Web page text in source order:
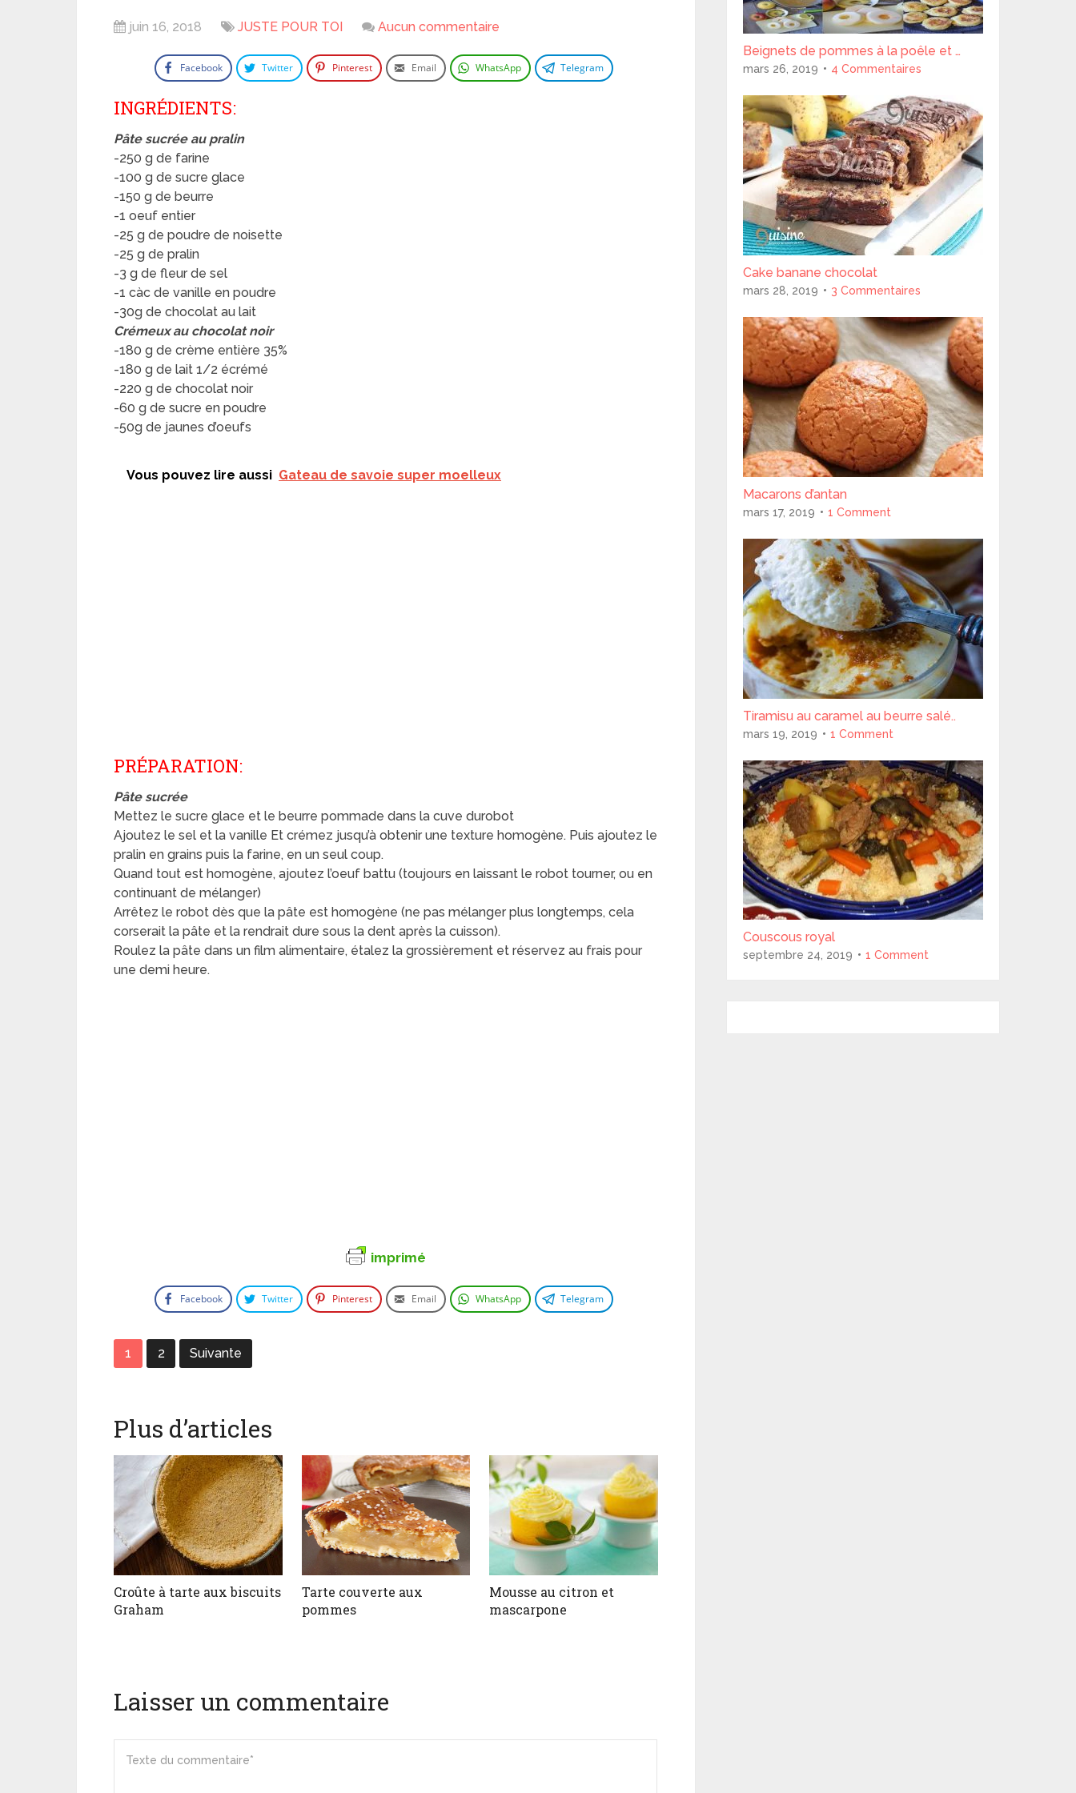
juin 16, 2018 JUSTE POUR TOI Aucun commentaire
Facebook Twitter Pinterest Email WhatsApp Telegram
INGRÉDIENTS:
Pâte sucrée au pralin
-250 g de farine
-100 g de sucre glace
-150 g de beurre
-1 oeuf entier
-25 g de poudre de noisette
-25 g de pralin
-3 g de fleur de sel
-1 càc de vanille en poudre
-30g de chocolat au lait
Crémeux au chocolat noir
-180 g de crème entière 35%
-180 g de lait 1/2 écrémé
-220 g de chocolat noir
-60 g de sucre en poudre
-50g de jaunes d’oeufs
Vous pouvez lire aussi Gateau de savoie super moelleux
PRÉPARATION:
Pâte sucrée
Mettez le sucre glace et le beurre pommade dans la cuve durobot
Ajoutez le sel et la vanille Et crémez jusqu’à obtenir une texture homogène. Puis ajoutez le
pralin en grains puis la farine, en un seul coup.
Quand tout est homogène, ajoutez l’oeuf battu (toujours en laissant le robot tourner, ou en
continuant de mélanger)
Arrêtez le robot dès que la pâte est homogène (ne pas mélanger plus longtemps, cela
corserait la pâte et la rendrait dure sous la dent après la cuisson).
Roulez la pâte dans un film alimentaire, étalez la grossièrement et réservez au frais pour
une demi heure.
imprimé
Facebook Twitter Pinterest Email WhatsApp Telegram
1 2 Suivante
Plus d’articles
Croûte à tarte aux biscuits
Graham
Tarte couverte aux
pommes
Mousse au citron et
mascarpone
Laisser un commentaire
Beignets de pommes à la poêle et …
mars 26, 2019 4 Commentaires
Cake banane chocolat
mars 28, 2019 3 Commentaires
Macarons d’antan
mars 17, 2019 1 Comment
Tiramisu au caramel au beurre salé..
mars 19, 2019 1 Comment
Couscous royal
septembre 24, 2019 1 Comment